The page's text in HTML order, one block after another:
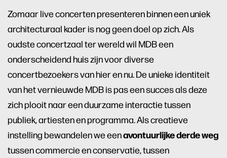
Zomaar live concerten presenteren binnen een uniek
architecturaal kader is nog geen doel op zich. Als
oudste concertzaal ter wereld wil MDB een
onderscheidend huis zijn voor diverse
concertbezoekers van hier en nu. De unieke identiteit
van het vernieuwde MDB is pas een succes als deze
zich plooit naar een duurzame interactie tussen
publiek, artiesten en programma. Als creatieve
instelling bewandelen we eenavontuurlijke derde weg
tussen commercie en conservatie, tussen